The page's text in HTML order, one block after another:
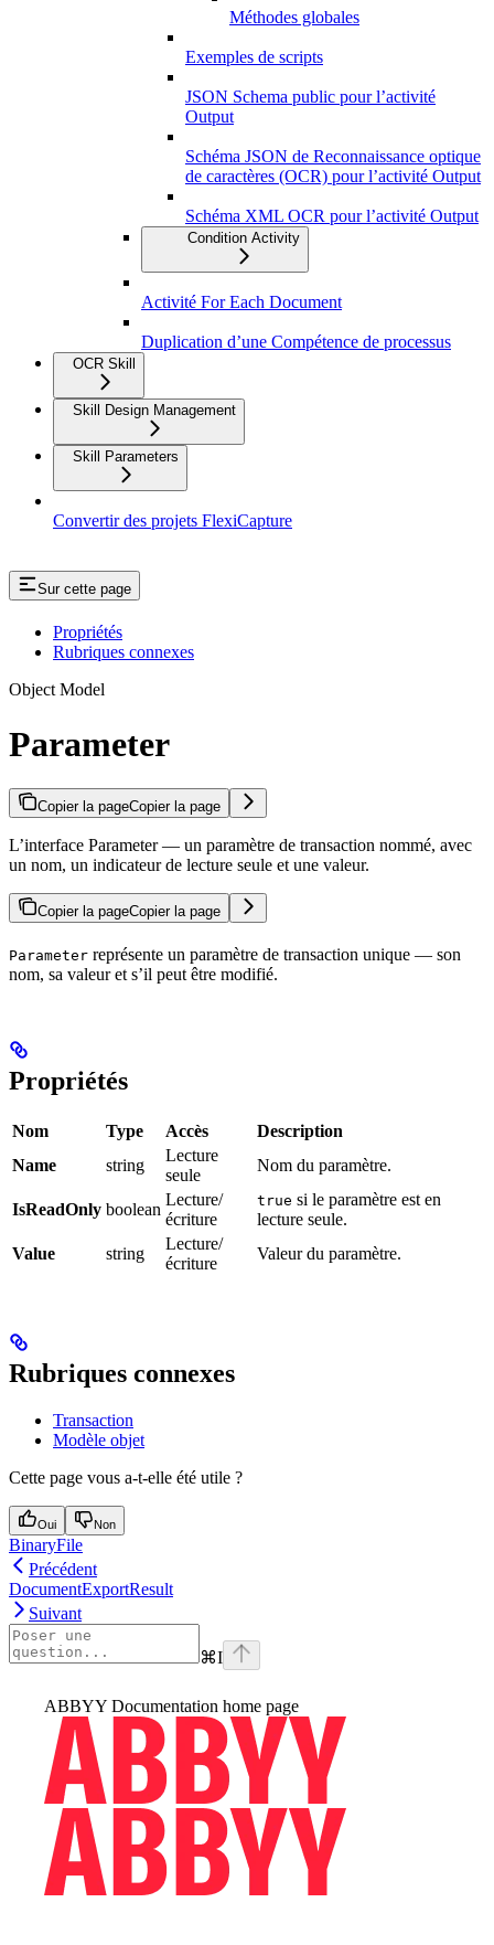
Méthodes globales
Exemples de scripts
JSON Schema public pour l’activité
Output
Schéma JSON de Reconnaissance optique
de caractères (OCR) pour l’activité Output
Schéma XML OCR pour l’activité Output
Condition Activity
Activité For Each Document
Duplication d’une Compétence de processus
OCR Skill
Skill Design Management
Skill Parameters
Convertir des projets FlexiCapture
Sur cette page
Propriétés
Rubriques connexes
Object Model
Parameter
Copier la pageCopier la page
L’interface Parameter — un paramètre de transaction nommé, avec
un nom, un indicateur de lecture seule et une valeur.
Copier la pageCopier la page
Parameter représente un paramètre de transaction unique — son
nom, sa valeur et s’il peut être modifié.
Propriétés
Nom Type Accès
Description
Name
string
Lecture
seule
Nom du paramètre.
IsReadOnly boolean
Lecture/
écriture
true si le paramètre est en
lecture seule.
Value
string
Lecture/
écriture
Valeur du paramètre.
Rubriques connexes
Transaction
Modèle objet
Cette page vous a-t-elle été utile ?
Oui Non
BinaryFile
Précédent
DocumentExportResult
Suivant
⌘I
ABBYY Documentation home page